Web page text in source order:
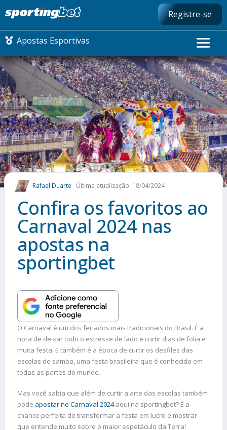
Registre-se
Apostas Esportivas
CONMEBOL LIBERTADORES
FUTEBOL NACIONAL
FUTEBOL INTERNACIONAL
COMO APOSTAR
MAIS ESPORTES
Rafael Duarte Última atualização: 18/04/2024
Confira os favoritos ao
Carnaval 2024 nas
apostas na
sportingbet
O Carnaval é um dos feriados mais tradicionais do Brasil. É a
hora de deixar todo o estresse de lado e curtir dias de folia e
muita festa. E também é a época de curtir os desfiles das
escolas de samba, uma festa brasileira que é conhecida em
todas as partes do mundo.
Mas você sabia que além de curtir a arte das escolas também
pode apostar no Carnaval 2024aqui na sportingbet? É a
chance perfeita de transformar a festa em lucro e mostrar
que entende muito sobre o maior espetáculo da Terra!